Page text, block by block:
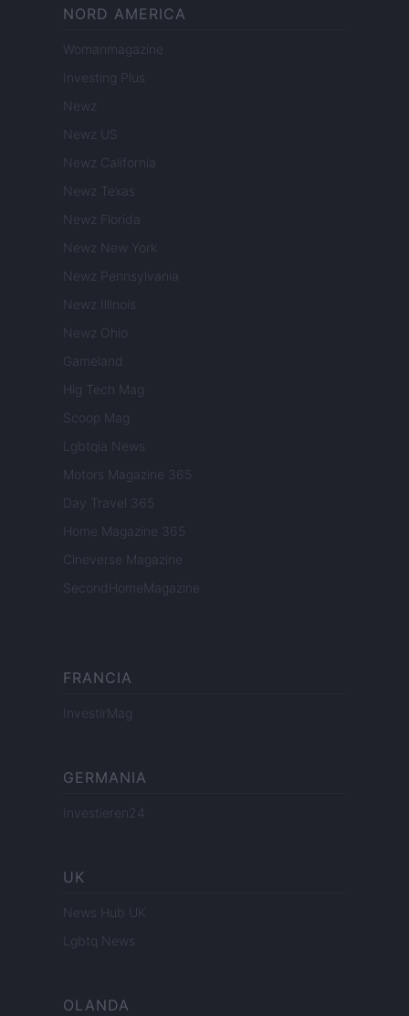
NORD AMERICA
Womanmagazine
Investing Plus
Newz
Newz US
Newz California
Newz Texas
Newz Florida
Newz New York
Newz Pennsylvania
Newz Illinois
Newz Ohio
Gameland
Hig Tech Mag
Scoop Mag
Lgbtqia News
Motors Magazine 365
Day Travel 365
Home Magazine 365
Cineverse Magazine
SecondHomeMagazine
FRANCIA
InvestirMag
GERMANIA
Investieren24
UK
News Hub UK
Lgbtq News
OLANDA